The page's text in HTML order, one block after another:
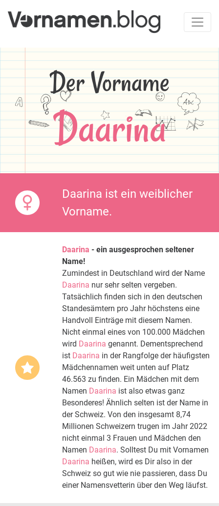
Der Vorname
Daarina
Daarina ist ein weiblicher
Vorname.
Daarina - ein ausgesprochen seltener
Name!
Zumindest in Deutschland wird der Name
Daarina nur sehr selten vergeben.
Tatsächlich finden sich in den deutschen
Standesämtern pro Jahr höchstens eine
Handvoll Einträge mit diesem Namen.
Nicht einmal eines von 100.000 Mädchen
wird Daarina genannt. Dementsprechend
ist Daarina in der Rangfolge der häufigsten
Mädchennamen weit unten auf Platz
46.563 zu finden. Ein Mädchen mit dem
Namen Daarina ist also etwas ganz
Besonderes! Ähnlich selten ist der Name in
der Schweiz. Von den insgesamt 8,74
Millionen Schweizern trugen im Jahr 2022
nicht einmal 3 Frauen und Mädchen den
Namen Daarina. Solltest Du mit Vornamen
Daarina heißen, wird es Dir also in der
Schweiz so gut wie nie passieren, dass Du
einer Namensvetterin über den Weg läufst.